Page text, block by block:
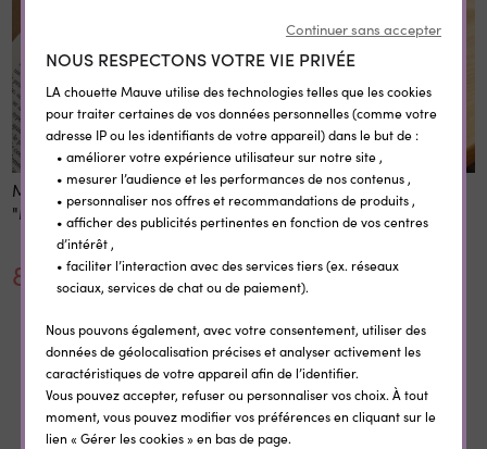
Marque page personnalisé
"Merci maîtresse"
8,40 €
Petite boite à bijoux
personnalisable simili cuir
14,10 €
Dans la même catégorie
Continuer sans accepter
NOUS RESPECTONS VOTRE VIE PRIVÉE
LA chouette Mauve utilise des technologies telles que les cookies
pour traiter certaines de vos données personnelles (comme votre
adresse IP ou les identifiants de votre appareil) dans le but de :
• améliorer votre expérience utilisateur sur notre site ,
• mesurer l’audience et les performances de nos contenus ,
• personnaliser nos offres et recommandations de produits ,
• afficher des publicités pertinentes en fonction de vos centres
d’intérêt ,
• faciliter l’interaction avec des services tiers (ex. réseaux
sociaux, services de chat ou de paiement).
Nous pouvons également, avec votre consentement, utiliser des
données de géolocalisation précises et analyser activement les
caractéristiques de votre appareil afin de l’identifier.
Vous pouvez accepter, refuser ou personnaliser vos choix. À tout
moment, vous pouvez modifier vos préférences en cliquant sur le
lien « Gérer les cookies » en bas de page.